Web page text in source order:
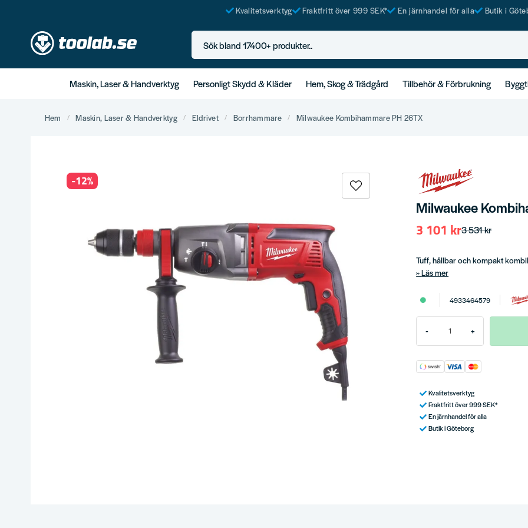
Kvalitetsverktyg Fraktfritt över 999 SEK* En järnhandel för alla Butik i
Sök bland 17400+ produkter..
Maskin, Laser & Handverktyg Personligt Skydd & Kläder Hem, Skog & Trädgård Tillbehör & Förbrukning
Hem Maskin, Laser & Handverktyg Eldrivet Borrhammare Milwaukee Kombihammare PH 26TX
-12%
Milwaukee
3 531 kr
3 101 kr
Tuff, hållbar och kompakt
Läs mer
4933464579
- +
Kvalitetsverktyg
Fraktfritt över 999 SEK*
En järnhandel för alla
Butik i Göteborg